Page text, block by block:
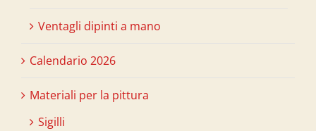
Ventagli dipinti a mano
Calendario 2026
Materiali per la pittura
Sigilli